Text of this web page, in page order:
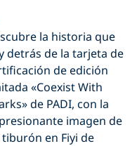
la historia que
detrás de la tarjeta de
de edición
«Coexist With
de PADI, con la
imagen de
en Fiyi de